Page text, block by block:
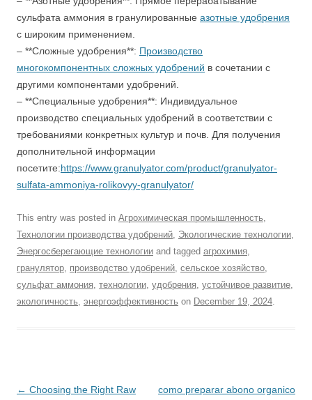
сульфата аммония в гранулированные азотные удобрения
с широким применением.
– **Сложные удобрения**: Производство
многокомпонентных сложных удобрений в сочетании с
другими компонентами удобрений.
– **Специальные удобрения**: Индивидуальное
производство специальных удобрений в соответствии с
требованиями конкретных культур и почв. Для получения
дополнительной информации
посетите:https://www.granulyator.com/product/granulyator-
sulfata-ammoniya-rolikovyy-granulyator/
This entry was posted in Агрохимическая промышленность,
Технологии производства удобрений, Экологические технологии,
Энергосберегающие технологии and tagged агрохимия,
гранулятор, производство удобрений, сельское хозяйство,
сульфат аммония, технологии, удобрения, устойчивое развитие,
экологичность, энергоэффективность on December 19, 2024.
Post
← Choosing the Right Raw
como preparar abono organico